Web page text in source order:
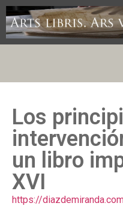
Los
un libro
XVI
https://